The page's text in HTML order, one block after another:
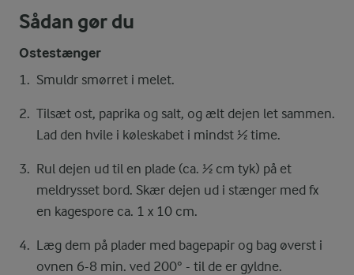
Sådan gør du
Ostestænger
Smuldr smørret i melet.
Tilsæt ost, paprika og salt, og ælt dejen let sammen.
Lad den hvile i køleskabet i mindst ½ time.
Rul dejen ud til en plade (ca. ½ cm tyk) på et
meldrysset bord. Skær dejen ud i stænger med fx
en kagespore ca. 1 x 10 cm.
Læg dem på plader med bagepapir og bag øverst i
ovnen 6-8 min. ved 200° - til de er gyldne.